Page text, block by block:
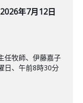
年7月12日
任牧師、伊藤嘉子
日、午前8時30分